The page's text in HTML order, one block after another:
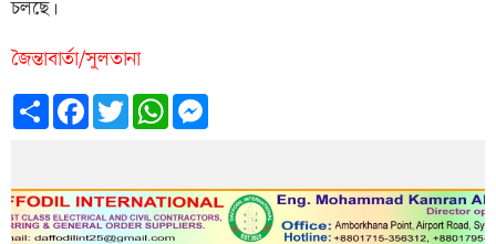
চলছে।
জৈন্তাবার্তা/সুলতানা
Share FacebookTwitterWhatsApp